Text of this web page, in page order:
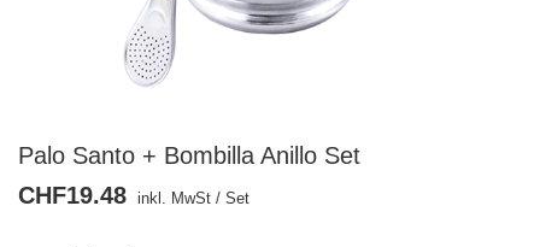
Palo Santo + Bombilla Anillo Set
CHF19.48 inkl. MwSt / Set